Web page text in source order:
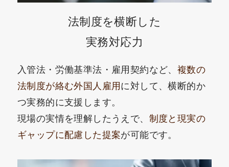
法制度を横断した
実務対応力
入管法・労働基準法・雇用契約など、 複数の
法制度が絡む外国人雇用 に対して、横断的か
つ実務的に支援します。
現場の実情を理解したうえで、 制度と現実の
ギャップに配慮した提案が可能です。